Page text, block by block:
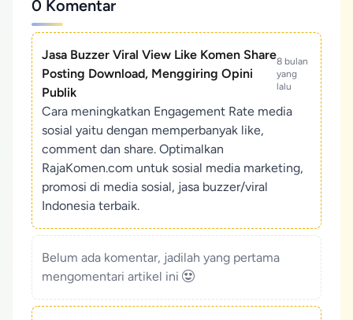
0 Komentar
Jasa Buzzer Viral View Like Komen Share
Posting Download, Menggiring Opini
Publik
8 bulan
yang
lalu
Cara meningkatkan Engagement Rate media
sosial yaitu dengan memperbanyak like,
comment dan share. Optimalkan
RajaKomen.com untuk sosial media marketing,
promosi di media sosial, jasa buzzer/viral
Indonesia terbaik.
Belum ada komentar, jadilah yang pertama
mengomentari artikel ini